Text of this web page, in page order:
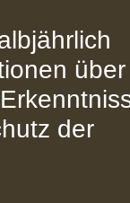
über
der